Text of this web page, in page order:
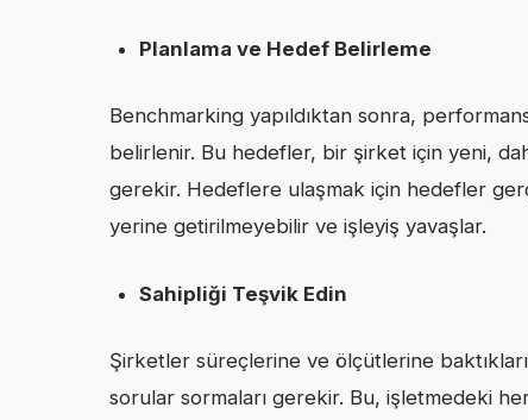
Planlama ve Hedef Belirleme
Benchmarking yapıldıktan sonra,
belirlenir. Bu hedefler, bir şirket için yeni,
gerekir. Hedeflere ulaşmak için hedefler
yerine getirilmeyebilir ve işleyiş yavaşlar.
Sahipliği Teşvik Edin
Şirketler süreçlerine ve ölçütlerine
sorular sormaları gerekir. Bu, işletmedeki